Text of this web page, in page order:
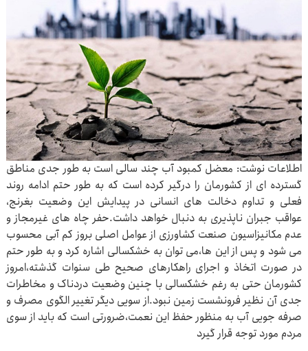
اطلاعات نوشت: معضل کمبود آب چند سالی است به طور جدی مناطق
گسترده ای از کشورمان را درگیر کرده است که به طور حتم ادامه روند
فعلی و تداوم دخالت های انسانی در پیدایش این وضعیت بغرنج،
عواقب جبران ناپذیری به دنبال خواهد داشت.حفر چاه های غیرمجاز و
عدم مکانیزاسیون صنعت کشاورزی از عوامل اصلی بروز کم آبی محسوب
می شود و پس از این ها،می توان به خشکسالی اشاره کرد و به طور حتم
در صورت اتخاذ و اجرای راهکارهای صحیح طی سنوات گذشته،امروز
کشورمان حتی به رغم خشکسالی با چنین وضعیت دردناک و مخاطرات
جدی آن نظیر فرونشست زمین نبود.از سویی دیگر تغییر الگوی مصرف و
صرفه جویی آب به منظور حفظ این نعمت،ضرورتی است که باید از سوی
مردم مورد توجه قرار گیرد